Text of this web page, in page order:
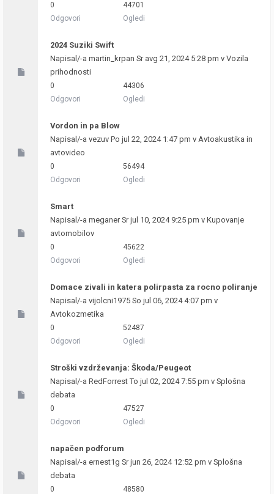
0
Odgovori
44701
Ogledi
2024 Suziki Swift
Napisal/-a martin_krpan Sr avg 21, 2024 5:28 pm v Vozila
prihodnosti
0
Odgovori
44306
Ogledi
Vordon in pa Blow
Napisal/-a vezuv Po jul 22, 2024 1:47 pm v Avtoakustika in
avtovideo
0
Odgovori
56494
Ogledi
Smart
Napisal/-a meganerSr jul 10, 2024 9:25 pm v Kupovanje
avtomobilov
0
Odgovori
45622
Ogledi
Domace zivali in katera polirpasta za rocno poliranje
Napisal/-a vijolcni1975 So jul 06, 2024 4:07 pm v
Avtokozmetika
0
Odgovori
52487
Ogledi
Stroški vzdrževanja: Škoda/Peugeot
Napisal/-a RedForrestTo jul 02, 2024 7:55 pm v Splošna
debata
0
Odgovori
47527
Ogledi
napačen podforum
Napisal/-a ernest1g Sr jun 26, 2024 12:52 pm v Splošna
debata
0
48580